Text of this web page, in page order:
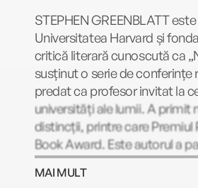
STEPHEN GREENBLATT
Universitatea Harvard și
critică literară cunoscută ca
susținut o serie de conferințe
predat ca profesor invitat la
universități ale lumii. A primit
distincții, printre care Premiul
Book Award. Este autorul a
editorul antologiilor Norton
engleze și lui Shakespeare.
MAI MULT